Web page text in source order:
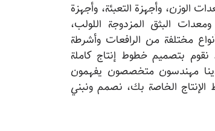
الوزن، وأجهزة التعبئة، وأجهزة
البثق المزدوجة اللولب،
مختلفة من الرافعات وأشرطة
نقوم بتصميم خطوط إنتاج كاملة
مهندسون متخصصون يفهمون
الخاصة بك، نصمم ونبني